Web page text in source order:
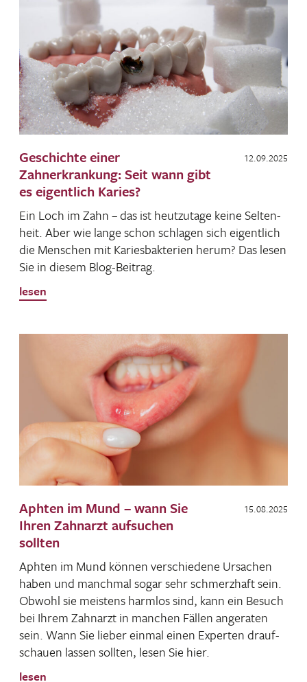
12.09.2025
Geschichte einer
Zahnerkrankung: Seit wann gibt
es eigentlich Karies?
Ein Loch im Zahn – das ist heut­zu­tage keine Selten­
heit. Aber wie lange schon schlagen sich eigent­lich
die Menschen mit Kari­es­bak­te­rien herum? Das lesen
Sie in diesem Blog-Beitrag.
lesen
15.08.2025
Aphten im Mund – wann Sie
Ihren Zahnarzt aufsuchen
sollten
Aphten im Mund können verschie­dene Ursa­chen
haben und manchmal sogar sehr schmerz­haft sein.
Obwohl sie meis­tens harmlos sind, kann ein Besuch
bei Ihrem Zahn­arzt in manchen Fällen ange­raten
sein. Wann Sie lieber einmal einen Experten drauf­
schauen lassen sollten, lesen Sie hier.
lesen